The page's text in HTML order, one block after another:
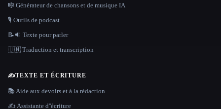
🎼 Générateur de chansons et de musique IA
🎙️ Outils de podcast
📝🔉 Texte pour parler
🇺🇳 Traduction et transcription
✍️TEXTE ET ÉCRITURE
📚 Aide aux devoirs et à la rédaction
✍️ Assistante d''écriture